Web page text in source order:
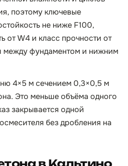
поэтому ключевые
не ниже F100,
от W4 и класс прочности от
между фундаментом и нижним
4×5 м сечением 0,3×0,5 м
Это меньше объёма одного
закрывается одной
без дробления на
в Кальтино